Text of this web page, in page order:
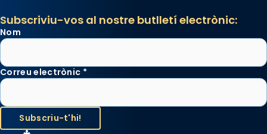
Subscriviu-vos al nostre butlletí electrònic:
Nom
Correu electrònic *